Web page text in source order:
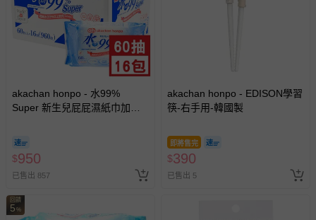
akachan honpo - 水99%
Super 新生兒屁屁濕紙巾加厚
$950
已售出 857
akachan honpo - EDISON學習
筷-右手用-韓國製
即將售完
$390
已售出 5
回饋
5 %